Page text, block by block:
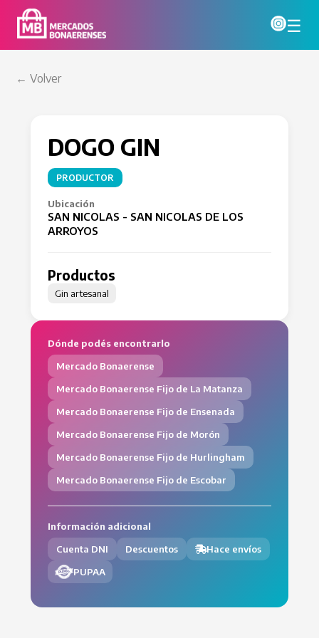
☰
← Volver
DOGO GIN
PRODUCTOR
Ubicación
SAN NICOLAS - SAN NICOLAS DE LOS
ARROYOS
Productos
Gin artesanal
Dónde podés encontrarlo
Mercado Bonaerense
Mercado Bonaerense Fijo de La Matanza
Mercado Bonaerense Fijo de Ensenada
Mercado Bonaerense Fijo de Morón
Mercado Bonaerense Fijo de Hurlingham
Mercado Bonaerense Fijo de Escobar
Información adicional
Cuenta DNI
Descuentos
Hace envíos
PUPAA